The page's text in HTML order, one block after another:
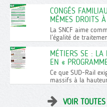
CONGÉS
MÊMES DROITS
La SNCF aime
l’égalité de
MÉTIERS SE : LA
EN «
Ce que SUD-Rail
massifs à la
VOIR